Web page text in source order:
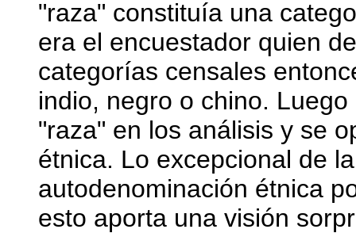
"raza" constituía una
era el encuestador quien
categorías censales
indio, negro o chino.
"raza" en los análisis y se
étnica. Lo excepcional de
autodenominación étnica
esto aporta una visión